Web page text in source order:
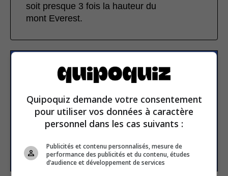
soit presque 3 fois la hauteur du
mont Everest.
S’inscrire à la newsletter
E-mail
S’INSCRIRE
Quipoquiz demande votre consentement
pour utiliser vos données à caractère
personnel dans les cas suivants :
Publicités et contenu personnalisés, mesure de
performance des publicités et du contenu, études
d’audience et développement de services